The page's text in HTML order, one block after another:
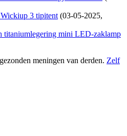
3 tipitent (03-05-2025,
titaniumlegering mini LED-zaklamp
meningen van derden. Zelf